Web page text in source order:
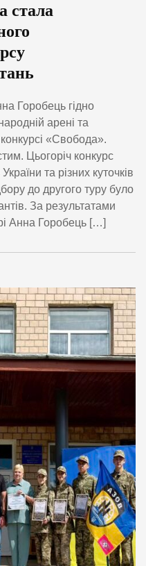
стала
Горобець гідно
арені та
«Свобода».
Цьогоріч конкурс
та різних куточків
до другого туру було
За результатами
Анна Горобець […]